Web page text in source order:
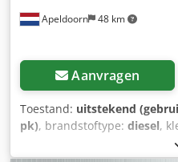
Apeldoorn 48 km
Aanvragen
Toestand: uitstekend
pk), brandstoftype: diesel,
,
Technische informatie